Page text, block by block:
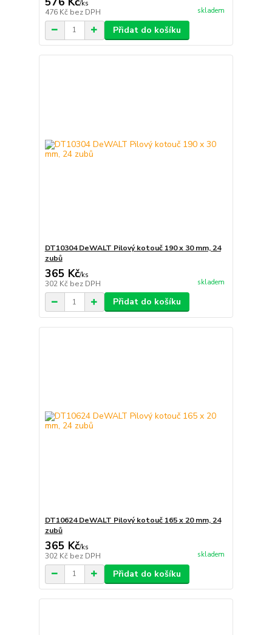
/ks
476 Kč bez DPH skladem
Přidat do košíku
DT10304 DeWALT Pilový kotouč 190 x 30 mm, 24
zubů
365 Kč/ks
302 Kč bez DPH skladem
Přidat do košíku
DT10624 DeWALT Pilový kotouč 165 x 20 mm, 24
zubů
365 Kč/ks
302 Kč bez DPH skladem
Přidat do košíku